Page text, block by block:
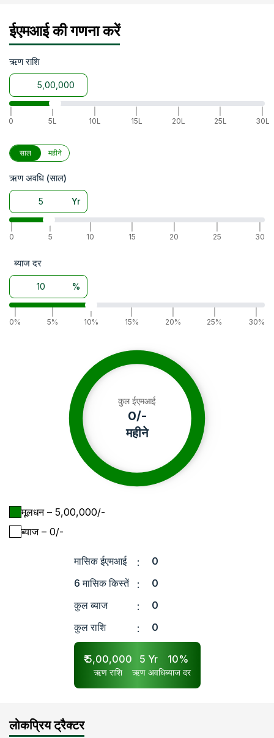
ईएमआई की गणना करें
ऋण राशि
0
|
5L
10L
15L
20L
25L
30L
साल महीने
ऋण अवधि (साल)
Yr
0
|
5
10
15
20
25
30
ब्याज दर
%
0%
5%
|
10%
15%
20%
25%
30%
कुल ईएमआई
0/-
महीने
मूलधन– ₹ 5,00,000/-
ब्याज– ₹ 0/-
मासिक ईएमआई :
0
6 मासिक किस्तें
:
0
कुल ब्याज
:
0
कुल राशि
: 0
₹5,00,000
ऋण राशि
5 Yr
ऋण अवधि
10%
ब्याज दर
लोकप्रिय ट्रैक्टर